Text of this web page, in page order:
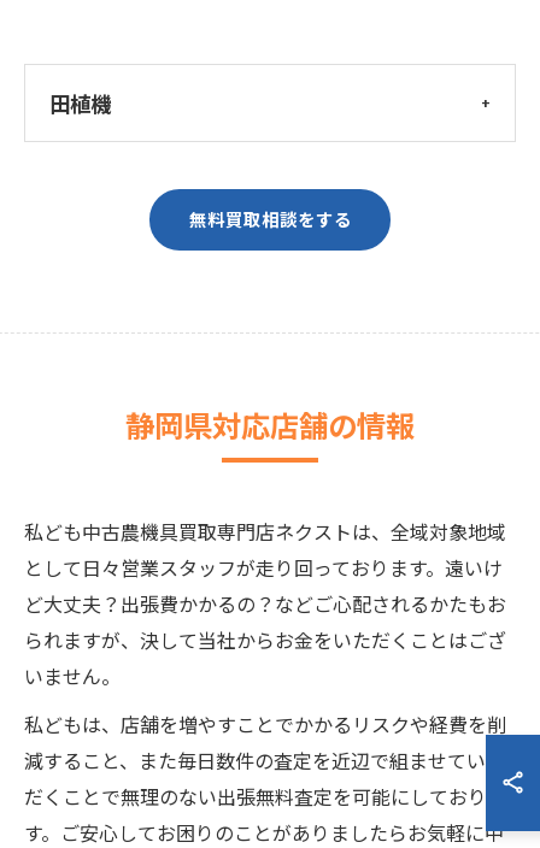
田植機
無料買取相談をする
静岡県対応店舗の情報
私ども中古農機具買取専門店ネクストは、全域対象地域
として日々営業スタッフが走り回っております。遠いけ
ど大丈夫？出張費かかるの？などご心配されるかたもお
られますが、決して当社からお金をいただくことはござ
いません。
私どもは、店舗を増やすことでかかるリスクや経費を削
減すること、また毎日数件の査定を近辺で組ませていた
だくことで無理のない出張無料査定を可能にしておりま
す。ご安心してお困りのことがありましたらお気軽に中